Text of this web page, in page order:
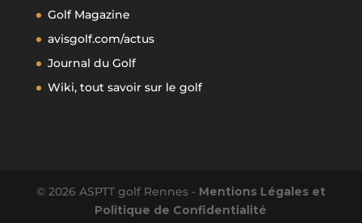
Golf Magazine
avisgolf.com/actus
Journal du Golf
Wiki, tout savoir sur le golf
© 2026 ASPTT golf Rennes - Mentions Légales et
Politique de Confidentialité